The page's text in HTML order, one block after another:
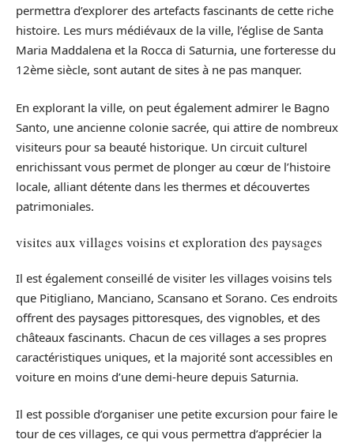
permettra d’explorer des artefacts fascinants de cette riche
histoire. Les murs médiévaux de la ville, l’église de Santa
Maria Maddalena et la Rocca di Saturnia, une forteresse du
12ème siècle, sont autant de sites à ne pas manquer.
En explorant la ville, on peut également admirer le Bagno
Santo, une ancienne colonie sacrée, qui attire de nombreux
visiteurs pour sa beauté historique. Un circuit culturel
enrichissant vous permet de plonger au cœur de l’histoire
locale, alliant détente dans les thermes et découvertes
patrimoniales.
visites aux villages voisins et exploration des paysages
Il est également conseillé de visiter les villages voisins tels
que Pitigliano, Manciano, Scansano et Sorano. Ces endroits
offrent des paysages pittoresques, des vignobles, et des
châteaux fascinants. Chacun de ces villages a ses propres
caractéristiques uniques, et la majorité sont accessibles en
voiture en moins d’une demi-heure depuis Saturnia.
Il est possible d’organiser une petite excursion pour faire le
tour de ces villages, ce qui vous permettra d’apprécier la